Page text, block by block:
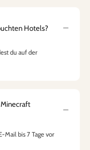
Hotels?
du auf der
Mail bis 7 Tage vor